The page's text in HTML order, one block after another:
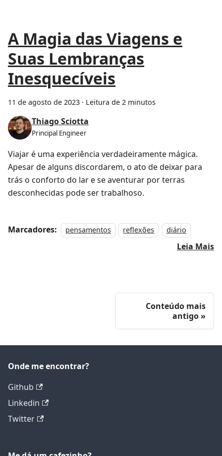
A Magia das Viagens e
Suas Lembranças
Inesquecíveis
11 de agosto de 2023 · Leitura de 2 minutos
Thiago Sciotta
Principal Engineer
Viajar é uma experiência verdadeiramente mágica.
Apesar de alguns discordarem, o ato de deixar para
trás o conforto do lar e se aventurar por terras
desconhecidas pode ser trabalhoso.
Marcadores: pensamentos reflexões diário
Leia Mais
Conteúdo mais
antigo
Onde me encontrar?
Github
Linkedin
Twitter